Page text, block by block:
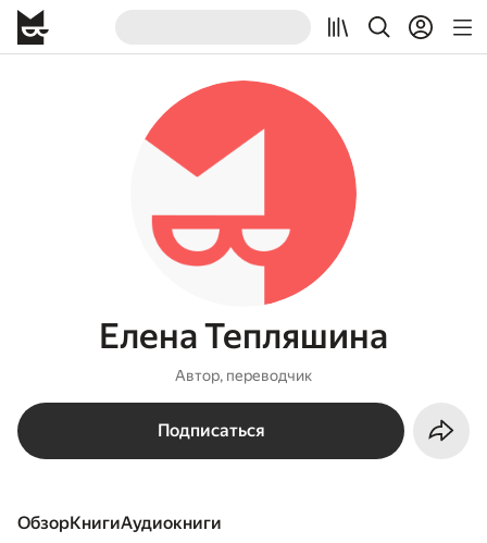
Елена Тепляшина
Автор, переводчик
Подписаться
Обзор книги аудиокниги